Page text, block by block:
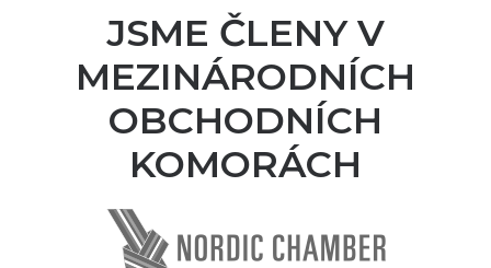
JSME ČLENY V
MEZINÁRODNÍCH
OBCHODNÍCH
KOMORÁCH